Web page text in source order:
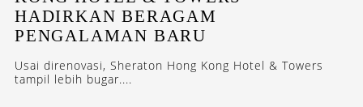
HADIRKAN BERAGAM
PENGALAMAN BARU
Usai direnovasi, Sheraton Hong Kong Hotel & Towers
tampil lebih bugar....